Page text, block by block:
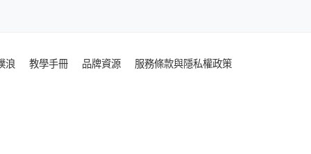
浪 教學手冊 品牌資源 服務條款與隱私權政策